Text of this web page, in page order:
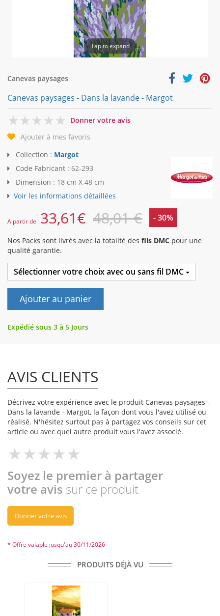
Tap to expand
Canevas paysages
Canevas paysages - Dans la lavande - Margot
0
Donner votre avis
Ajouter à mes favoris
Collection : Margot
Code Fabricant : 62-293
Dimension : 18 cm X 48 cm
Voir les informations détaillées
A partir de 33,61€ 48,01 € - 30%
Nos Packs sont livrés avec la totalité des fils DMC pour une
qualité garantie.
Sélectionner votre choix avec ou sans fil DMC
Ajouter au panier
Expédié sous 3 à 5 Jours
AVIS CLIENTS
Décrivez votre expérience avec le produit Canevas paysages -
Dans la lavande - Margot, la façon dont vous l'avez utilisé ou
réalisé. N'hésitez surtout pas à partagez vos conseils sur cet
article ou avec quel autre produit vous l'avez associé.
Soyez le premier à partager
votre avis sur ce produit
Donner votre avis
* Offre valable jusqu'au 30/11/2026
PRODUITS DÉJÀ VU